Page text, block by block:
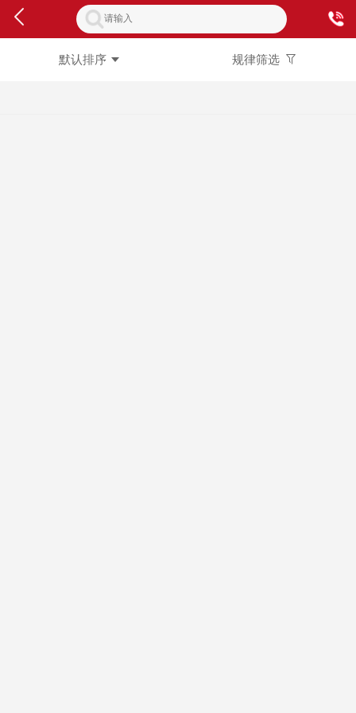
默认排序 规律筛选